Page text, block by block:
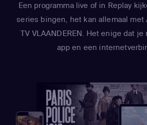
Een programma live of in Replay
series bingen, het kan allemaal met
TV VLAANDEREN. Het enige dat
app en een